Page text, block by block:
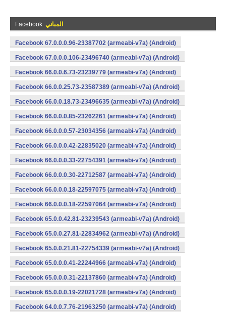
Facebook المباني
Facebook 67.0.0.0.96-23387702 (armeabi-v7a) (Android)
Facebook 67.0.0.0.106-23496740 (armeabi-v7a) (Android)
Facebook 66.0.0.6.73-23239779 (armeabi-v7a) (Android)
Facebook 66.0.0.25.73-23587389 (armeabi-v7a) (Android)
Facebook 66.0.0.18.73-23496635 (armeabi-v7a) (Android)
Facebook 66.0.0.0.85-23262261 (armeabi-v7a) (Android)
Facebook 66.0.0.0.57-23034356 (armeabi-v7a) (Android)
Facebook 66.0.0.0.42-22835020 (armeabi-v7a) (Android)
Facebook 66.0.0.0.33-22754391 (armeabi-v7a) (Android)
Facebook 66.0.0.0.30-22712587 (armeabi-v7a) (Android)
Facebook 66.0.0.0.18-22597075 (armeabi-v7a) (Android)
Facebook 66.0.0.0.18-22597064 (armeabi-v7a) (Android)
Facebook 65.0.0.42.81-23239543 (armeabi-v7a) (Android)
Facebook 65.0.0.27.81-22834962 (armeabi-v7a) (Android)
Facebook 65.0.0.21.81-22754339 (armeabi-v7a) (Android)
Facebook 65.0.0.0.41-22244966 (armeabi-v7a) (Android)
Facebook 65.0.0.0.31-22137860 (armeabi-v7a) (Android)
Facebook 65.0.0.0.19-22021728 (armeabi-v7a) (Android)
Facebook 64.0.0.7.76-21963250 (armeabi-v7a) (Android)